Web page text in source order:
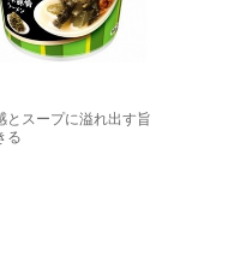
とスープに溢れ出す旨
る